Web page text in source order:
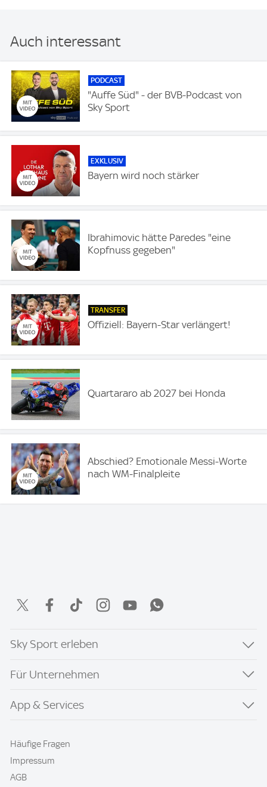
Auch interessant
PODCAST
"Auffe Süd" - der BVB-Podcast von
Sky Sport
EXKLUSIV
Bayern wird noch stärker
Ibrahimovic hätte Paredes "eine
Kopfnuss gegeben"
TRANSFER
Offiziell: Bayern-Star verlängert!
Quartararo ab 2027 bei Honda
Abschied? Emotionale Messi-Worte
nach WM-Finalpleite
Sky Sport erleben
Für Unternehmen
App & Services
Häufige Fragen
Impressum
AGB